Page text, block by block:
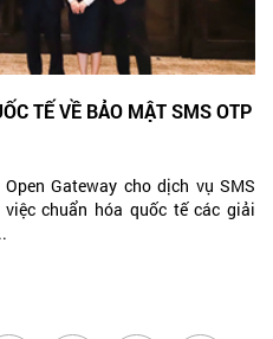
TẾ VỀ BẢO MẬT SMS OTP
Gateway cho dịch vụ SMS
chuẩn hóa quốc tế các giải